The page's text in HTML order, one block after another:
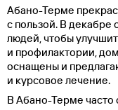
Абано-Терме
с пользой. В
людей, чтобы
и профилактории,
оснащены и
и курсовое лечение.
В Абано-Терме часто